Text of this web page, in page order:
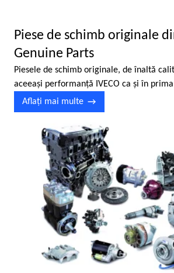
Piese de schimb originale
Genuine Parts
Piesele de schimb originale, de înaltă
aceeaşi performanţă IVECO ca şi în
Aflaţi mai multe